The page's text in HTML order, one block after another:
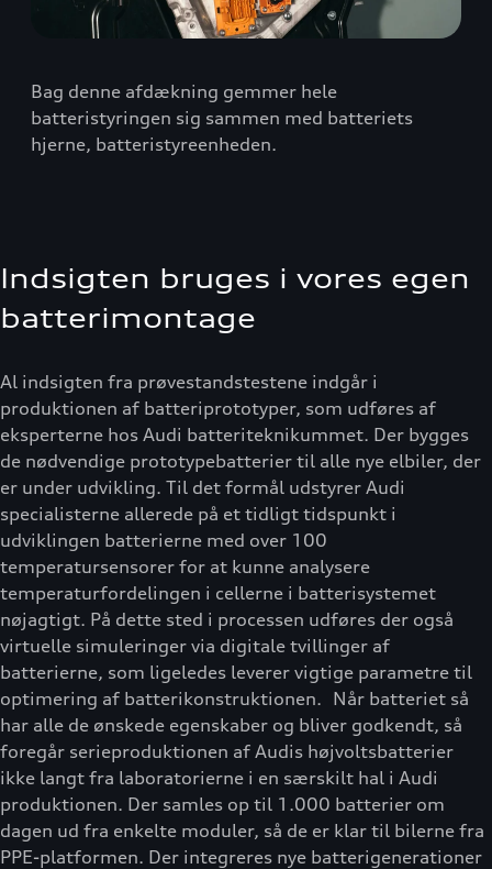
Bag denne afdækning gemmer hele
batteristyringen sig sammen med batteriets
hjerne, batteristyreenheden.
Indsigten bruges i vores egen
batterimontage
Al indsigten fra prøvestandstestene indgår i
produktionen af batteriprototyper, som udføres af
eksperterne hos Audi batteriteknikummet. Der bygges
de nødvendige prototypebatterier til alle nye elbiler, der
er under udvikling. Til det formål udstyrer Audi
specialisterne allerede på et tidligt tidspunkt i
udviklingen batterierne med over 100
temperatursensorer for at kunne analysere
temperaturfordelingen i cellerne i batterisystemet
nøjagtigt. På dette sted i processen udføres der også
virtuelle simuleringer via digitale tvillinger af
batterierne, som ligeledes leverer vigtige parametre til
optimering af batterikonstruktionen. Når batteriet så
har alle de ønskede egenskaber og bliver godkendt, så
foregår serieproduktionen af Audis højvoltsbatterier
ikke langt fra laboratorierne i en særskilt hal i Audi
produktionen. Der samles op til 1.000 batterier om
dagen ud fra enkelte moduler, så de er klar til bilerne fra
PPE-platformen. Der integreres nye batterigenerationer